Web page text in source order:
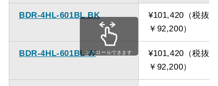
備考
点検口を設けての最小寸
法は弊社にお問い合わせ
ください。
BDR-4HL-601BL BK
¥101,420（税抜
￥92,200）
BDR-4HL-601BL W
¥101,420（税抜
￥92,200）
スクロールできます